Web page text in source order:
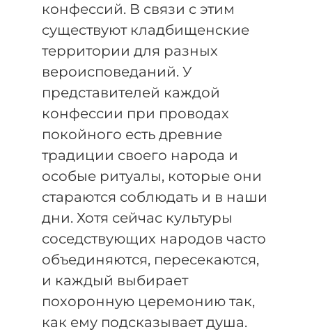
конфессий. В связи с этим
существуют кладбищенские
территории для разных
вероисповеданий. У
представителей каждой
конфессии при проводах
покойного есть древние
традиции своего народа и
особые ритуалы, которые они
стараются соблюдать и в наши
дни. Хотя сейчас культуры
соседствующих народов часто
объединяются, пересекаются,
и каждый выбирает
похоронную церемонию так,
как ему подсказывает душа.